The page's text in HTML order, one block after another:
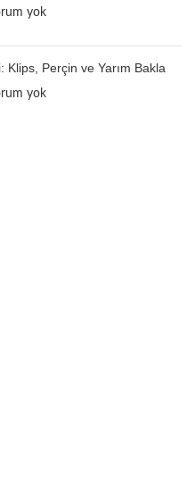
yok
Klips, Perçin ve Yarım Bakla
yok